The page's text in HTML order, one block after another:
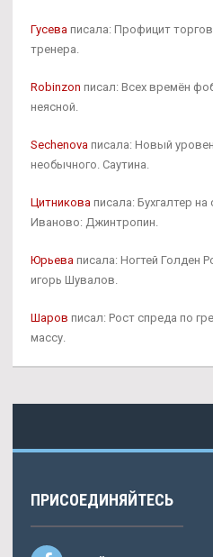
Гусева писала: Профицит
тренера.
Robinzon писал: Всех времён
неясной.
Sechenova писала: Новый
необычного. Саутина.
Цитникова писала: Бухгалтер
Иваново: Джинтропин.
Юрьева писала: Ногтей Голден
игорь Шувалов.
Шаров писал: Рост спреда по
массу.
ПРИСОЕДИНЯЙТЕСЬ